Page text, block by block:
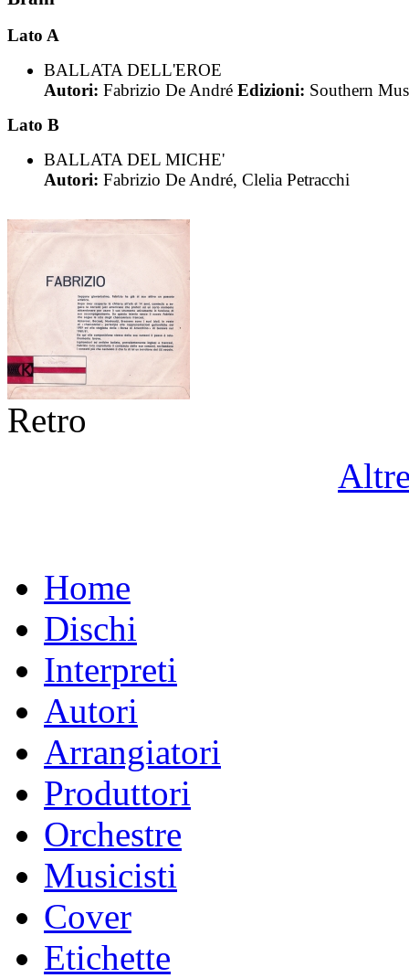
Lato A
BALLATA DELL'EROE
Autori: Fabrizio De André Edizioni: Southern
Lato B
BALLATA DEL MICHE'
Autori: Fabrizio De André, Clelia Petracchi
Retro
Home
Dischi
Interpreti
Autori
Arrangiatori
Produttori
Orchestre
Musicisti
Cover
Etichette